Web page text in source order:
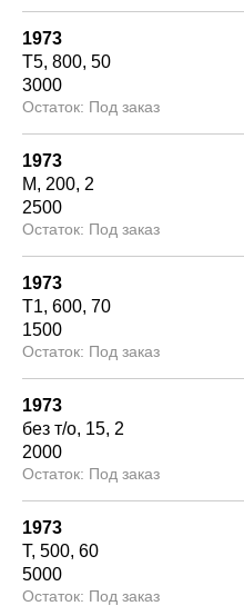
1973
Т5 800 50
3000
Под заказ
1973
М
200 2
2500
Под заказ
1973
Т1 600 70
1500
Под заказ
1973
без т/о 15 2
2000
Под заказ
1973
Т 500 60
5000
Под заказ